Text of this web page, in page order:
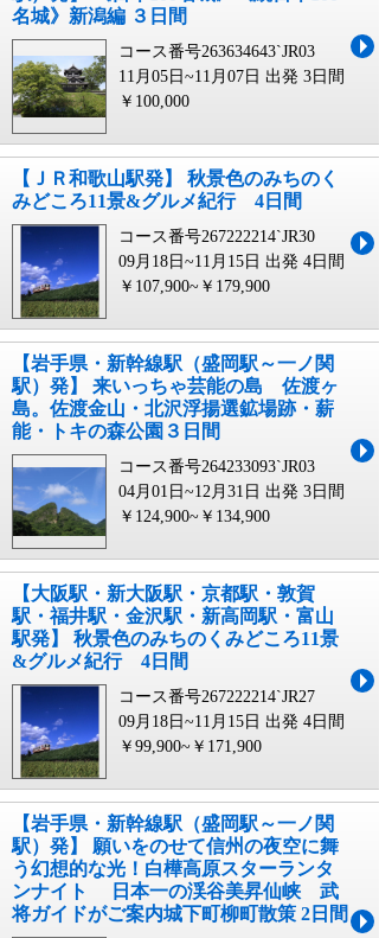
月
料金が高い順
名城》新潟編 ３日間
コース番号263634643`JR03
11月05日~11月07日 出発 3日間
￥100,000
【ＪＲ和歌山駅発】 秋景色のみちのく
みどころ11景&グルメ紀行 4日間
コース番号267222214`JR30
09月18日~11月15日 出発 4日間
￥107,900~￥179,900
【岩手県・新幹線駅（盛岡駅～一ノ関
駅）発】 来いっちゃ芸能の島 佐渡ヶ
島。佐渡金山・北沢浮揚選鉱場跡・薪
能・トキの森公園３日間
コース番号264233093`JR03
04月01日~12月31日 出発 3日間
￥124,900~￥134,900
【大阪駅・新大阪駅・京都駅・敦賀
駅・福井駅・金沢駅・新高岡駅・富山
駅発】 秋景色のみちのくみどころ11景
&グルメ紀行 4日間
コース番号267222214`JR27
09月18日~11月15日 出発 4日間
￥99,900~￥171,900
【岩手県・新幹線駅（盛岡駅～一ノ関
駅）発】 願いをのせて信州の夜空に舞
う幻想的な光！白樺高原スターランタ
ンナイト 日本一の渓谷美昇仙峡 武
将ガイドがご案内城下町柳町散策 2日間